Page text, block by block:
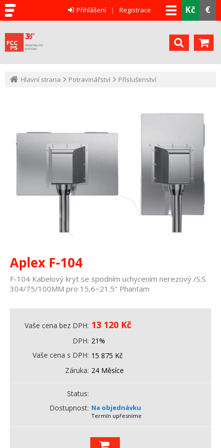
Kč €
Přihlášení Registrace
Hlavní strana Potravinářství Příslušenství
Aplex F-104
F-104 Kabelový kryt se spodním uchycením nerezový /S.S
304/75/100MM pro 15,6~21.5" Phantam
Vaše cena bez DPH 13 120 Kč
DPH 21%
Vaše cena s DPH 15 875 Kč
Záruka 24 Měsíce
Status
Dostupnost Na objednávku
Termín upřesníme